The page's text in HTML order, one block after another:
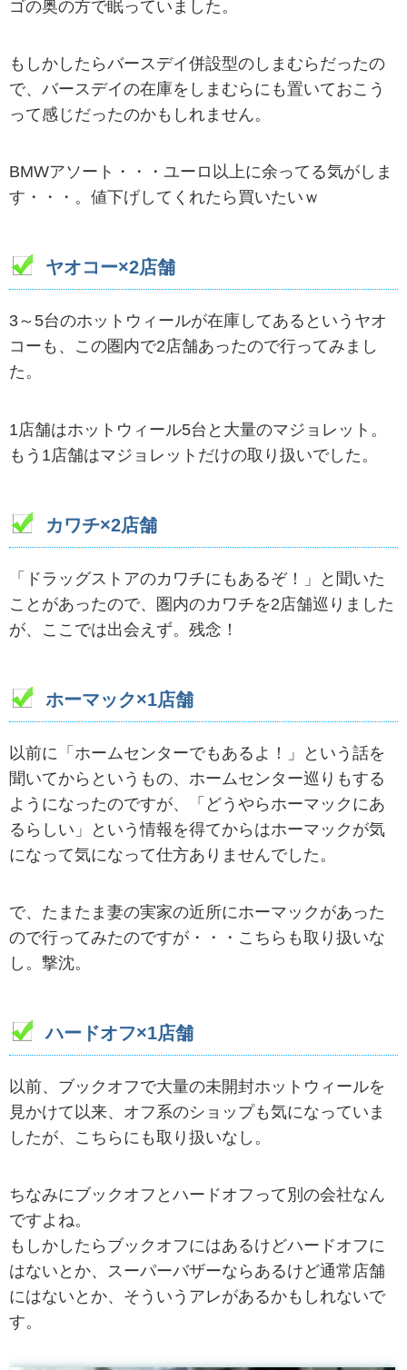
ゴの奥の方で眠っていました。
もしかしたらバースデイ併設型のしまむらだったの
で、バースデイの在庫をしまむらにも置いておこう
って感じだったのかもしれません。
BMWアソート・・・ユーロ以上に余ってる気がしま
す・・・。値下げしてくれたら買いたいｗ
ヤオコー×2店舗
3～5台のホットウィールが在庫してあるというヤオ
コーも、この圏内で2店舗あったので行ってみまし
た。
1店舗はホットウィール5台と大量のマジョレット。
もう1店舗はマジョレットだけの取り扱いでした。
カワチ×2店舗
「ドラッグストアのカワチにもあるぞ！」と聞いた
ことがあったので、圏内のカワチを2店舗巡りました
が、ここでは出会えず。残念！
ホーマック×1店舗
以前に「ホームセンターでもあるよ！」という話を
聞いてからというもの、ホームセンター巡りもする
ようになったのですが、「どうやらホーマックにあ
るらしい」という情報を得てからはホーマックが気
になって気になって仕方ありませんでした。
で、たまたま妻の実家の近所にホーマックがあった
ので行ってみたのですが・・・こちらも取り扱いな
し。撃沈。
ハードオフ×1店舗
以前、ブックオフで大量の未開封ホットウィールを
見かけて以来、オフ系のショップも気になっていま
したが、こちらにも取り扱いなし。
ちなみにブックオフとハードオフって別の会社なん
ですよね。
もしかしたらブックオフにはあるけどハードオフに
はないとか、スーパーバザーならあるけど通常店舗
にはないとか、そういうアレがあるかもしれないで
す。